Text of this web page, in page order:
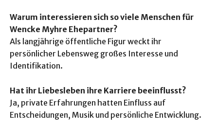
Warum interessieren sich so viele Menschen für
Wencke Myhre Ehepartner?
Als langjährige öffentliche Figur weckt ihr
persönlicher Lebensweg großes Interesse und
Identifikation.
Hat ihr Liebesleben ihre Karriere beeinflusst?
Ja, private Erfahrungen hatten Einfluss auf
Entscheidungen, Musik und persönliche Entwicklung.